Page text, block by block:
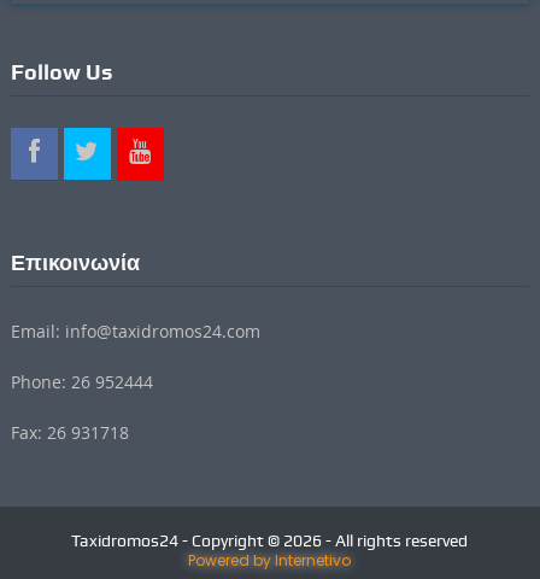
Follow Us
Επικοινωνία
Email: info@taxidromos24.com
Phone: 26 952444
Fax: 26 931718
Taxidromos24 - Copyright © 2026 - All rights reserved
Powered by Internetivo